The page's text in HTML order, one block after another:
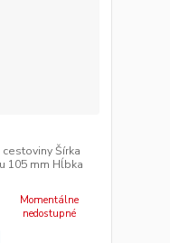
Šírka
105 mm Hĺbka
Momentálne
nedostupné